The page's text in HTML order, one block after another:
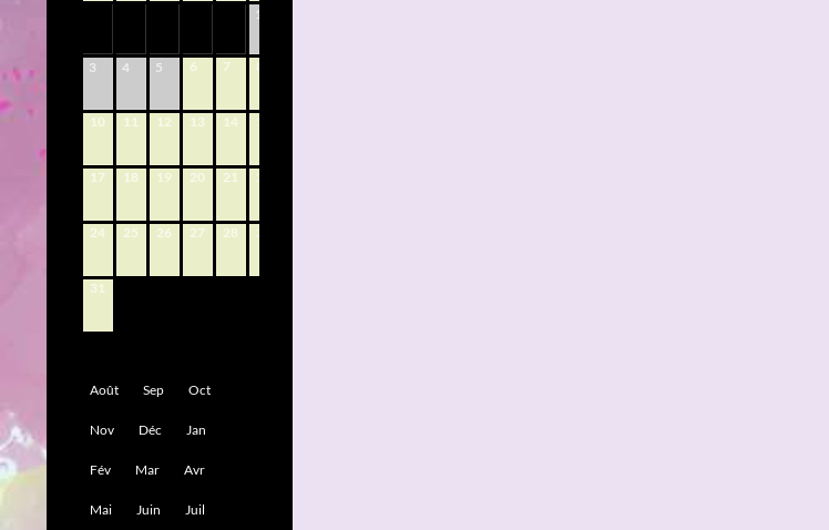
1
3 4 5 6 7 8
10 11 12 13 14 15
17 18 19 20 21 22
24 25 26 27 28 29
31
Août Sep Oct
Nov Déc Jan
Fév Mar Avr
Mai Juin Juil